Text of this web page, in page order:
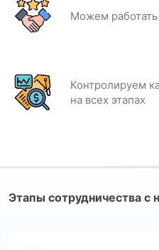
Можем
Контролируем
на всех этапах
Этапы сотрудничества с